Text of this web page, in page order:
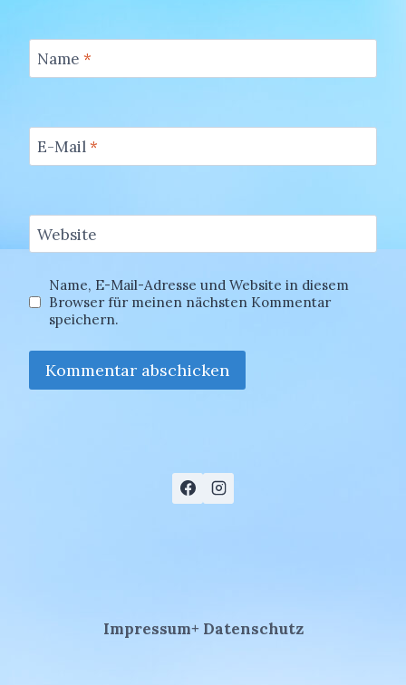
Name *
E-Mail*
Website
Name, E-Mail-Adresse und Website in diesem
Browser für meinen nächsten Kommentar
speichern.
Impressum+ Datenschutz